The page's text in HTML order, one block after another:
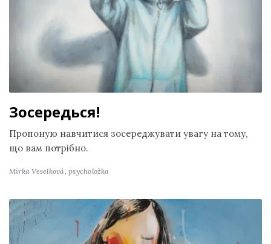
Зосередься!
Пропоную навчитися зосереджувати увагу на тому,
що вам потрібно.
Mirka Veselková,psycholožka